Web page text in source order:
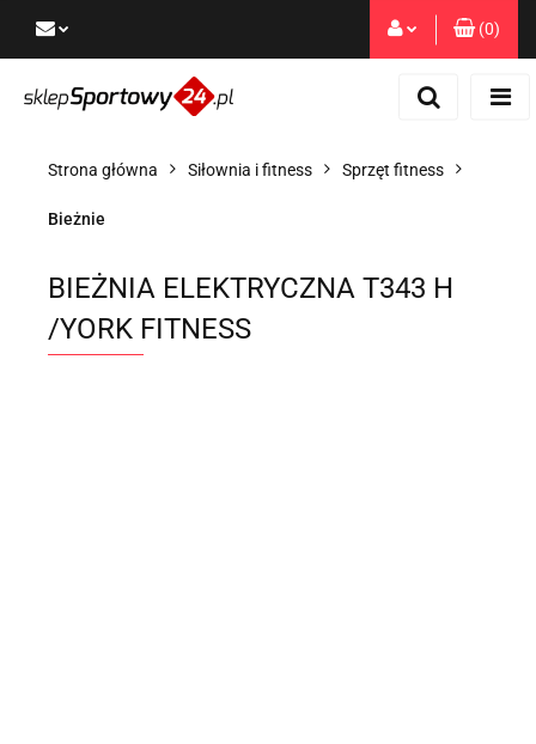
Dodaj zgłoszenie
(0)
Strona główna Siłownia i fitness Sprzęt fitness
Bieżnie
BIEŻNIA ELEKTRYCZNA T343 H
/YORK FITNESS